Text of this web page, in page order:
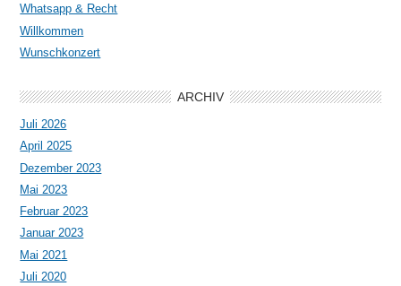
Whatsapp & Recht
Willkommen
Wunschkonzert
ARCHIV
Juli 2026
April 2025
Dezember 2023
Mai 2023
Februar 2023
Januar 2023
Mai 2021
Juli 2020